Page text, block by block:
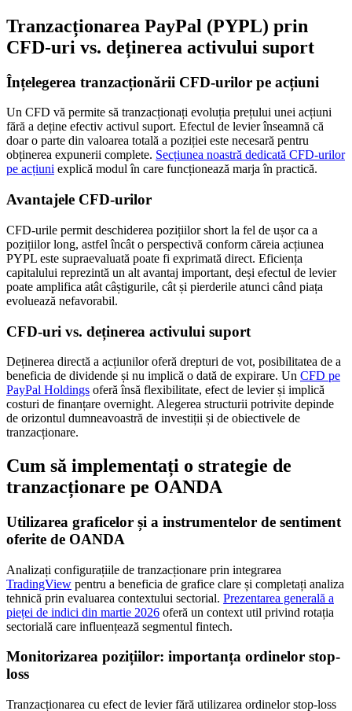
Tranzacționarea PayPal (PYPL) prin
CFD-uri vs. deținerea activului suport
Înțelegerea tranzacționării CFD-urilor pe acțiuni
Un CFD vă permite să tranzacționați evoluția prețului unei acțiuni
fără a deține efectiv activul suport. Efectul de levier înseamnă că
doar o parte din valoarea totală a poziției este necesară pentru
obținerea expunerii complete. Secțiunea noastră dedicată CFD-urilor
pe acțiuni explică modul în care funcționează marja în practică.
Avantajele CFD-urilor
CFD-urile permit deschiderea pozițiilor short la fel de ușor ca a
pozițiilor long, astfel încât o perspectivă conform căreia acțiunea
PYPL este supraevaluată poate fi exprimată direct. Eficiența
capitalului reprezintă un alt avantaj important, deși efectul de levier
poate amplifica atât câștigurile, cât și pierderile atunci când piața
evoluează nefavorabil.
CFD-uri vs. deținerea activului suport
Deținerea directă a acțiunilor oferă drepturi de vot, posibilitatea de a
beneficia de dividende și nu implică o dată de expirare. Un CFD pe
PayPal Holdings oferă însă flexibilitate, efect de levier și implică
costuri de finanțare overnight. Alegerea structurii potrivite depinde
de orizontul dumneavoastră de investiții și de obiectivele de
tranzacționare.
Cum să implementați o strategie de
tranzacționare pe OANDA
Utilizarea graficelor și a instrumentelor de sentiment
oferite de OANDA
Analizați configurațiile de tranzacționare prin integrarea
TradingView pentru a beneficia de grafice clare și completați analiza
tehnică prin evaluarea contextului sectorial. Prezentarea generală a
pieței de indici din martie 2026 oferă un context util privind rotația
sectorială care influențează segmentul fintech.
Monitorizarea pozițiilor: importanța ordinelor stop-
loss
Tranzacționarea cu efect de levier fără utilizarea ordinelor stop-loss